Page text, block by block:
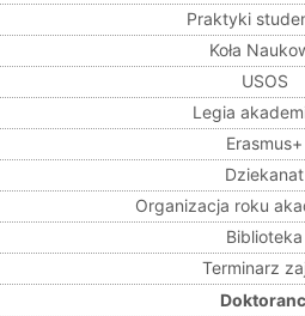
Praktyki
Koła
USOS
Legia
Erasmus+
Dziekanat
Organizacja roku
Biblioteka
Terminarz